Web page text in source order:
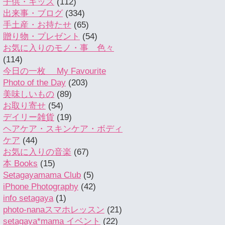
出来事・ブログ (334)
手土産・お持たせ (65)
贈り物・プレゼント (54)
お気に入りのモノ・事 色々
(114)
今日の一枚 My Favourite
Photo of the Day (203)
美味しいもの (89)
お取り寄せ (54)
デイリー雑貨 (19)
ヘアケア・スキンケア・ボディ
ケア (44)
お気に入りの音楽 (67)
本 Books (15)
Setagayamama Club (5)
iPhone Photography (42)
info setagaya(1)
photo-nanaスマホレッスン (21)
setagaya*mama イベント (22)